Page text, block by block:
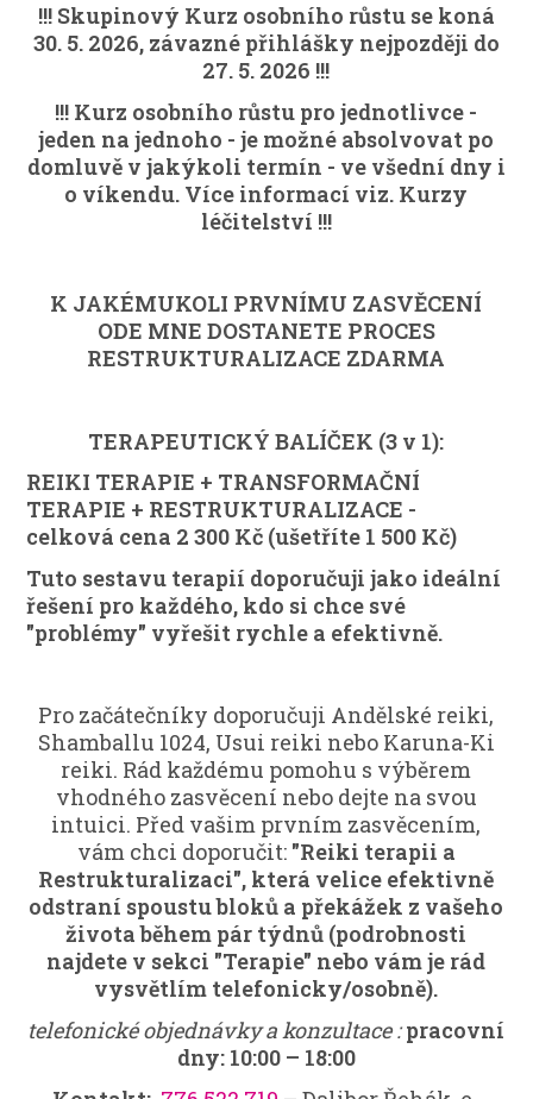
!!! Skupinový Kurz osobního růstu se koná
30. 5. 2026, závazné přihlášky nejpozději do
27. 5. 2026 !!!
!!! Kurz osobního růstu pro jednotlivce -
jeden na jednoho - je možné absolvovat po
domluvě v jakýkoli termín - ve všední dny i
o víkendu. Více informací viz. Kurzy
léčitelství !!!
K JAKÉMUKOLI PRVNÍMU ZASVĚCENÍ
ODE MNE DOSTANETE PROCES
RESTRUKTURALIZACE ZDARMA
TERAPEUTICKÝ BALÍČEK (3 v 1):
REIKI TERAPIE + TRANSFORMAČNÍ
TERAPIE + RESTRUKTURALIZACE -
celková cena 2 300 Kč (ušetříte 1 500 Kč)
Tuto sestavu terapií doporučuji jako ideální
řešení pro každého, kdo si chce své
"problémy" vyřešit rychle a efektivně.
Pro začátečníky doporučuji Andělské reiki,
Shamballu 1024, Usui reiki nebo Karuna-Ki
reiki. Rád každému pomohu s výběrem
vhodného zasvěcení nebo dejte na svou
intuici. Před vašim prvním zasvěcením,
vám chci doporučit: "Reiki terapii a
Restrukturalizaci", která velice efektivně
odstraní spoustu bloků a překážek z vašeho
života během pár týdnů (podrobnosti
najdete v sekci "Terapie" nebo vám je rád
vysvětlím telefonicky/osobně).
telefonické objednávky a konzultace :pracovní
dny: 10:00 – 18:00